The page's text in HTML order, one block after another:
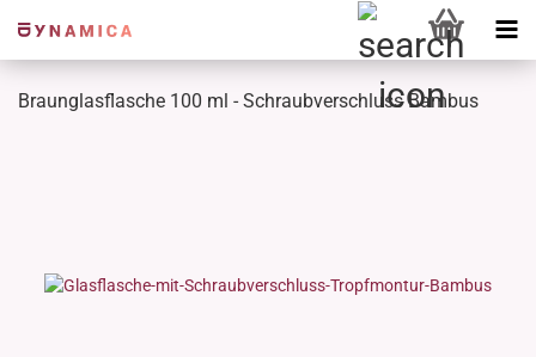
Braunglasflasche 100 ml - Schraubverschluss Bambus